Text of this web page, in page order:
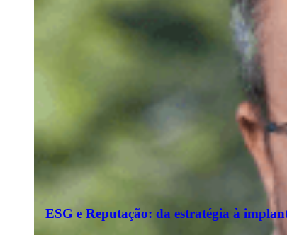
ESG e Reputação: da estratégia à